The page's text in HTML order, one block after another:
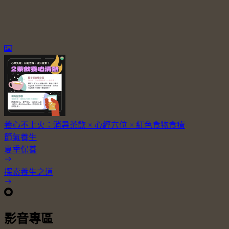
養心不上火：消暑茶飲 × 心經穴位 × 紅色食物食療
節氣養生
夏季保養
探索養生之道
影音專區